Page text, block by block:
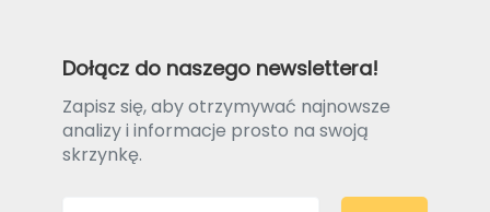
Dołącz do naszego newslettera!
Zapisz się, aby otrzymywać najnowsze
analizy i informacje prosto na swoją
skrzynkę.